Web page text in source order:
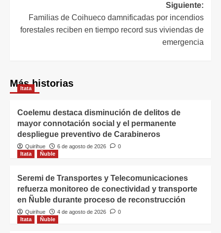
Siguiente:
Familias de Coihueco damnificadas por incendios
forestales reciben en tiempo record sus viviendas de
emergencia
Más historias
Itata
Coelemu destaca disminución de delitos de
mayor connotación social y el permanente
despliegue preventivo de Carabineros
Quirihue 6 de agosto de 2026
0
Itata
Ñuble
Seremi de Transportes y Telecomunicaciones
refuerza monitoreo de conectividad y transporte
en Ñuble durante proceso de reconstrucción
Quirihue 4 de agosto de 2026
0
Itata
Ñuble